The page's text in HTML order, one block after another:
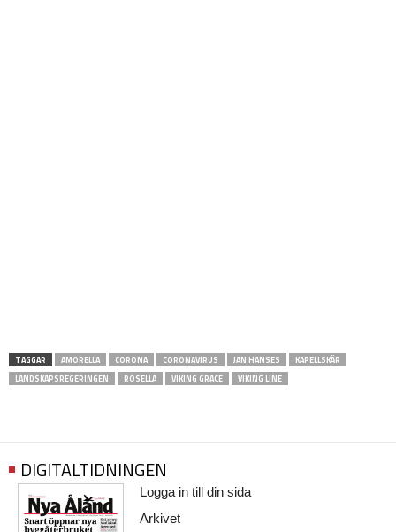
TAGGAR AMORELLA CORONA CORONAVIRUS JAN HANSES
KAPELLSKÄR
LANDSKAPSREGERINGEN
ROSELLA VIKING GRACE VIKING LINE
DIGITALTIDNINGEN
Logga in till din sida
Arkivet